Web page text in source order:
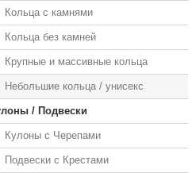
Кольца с камнями
Кольца без камней
Крупные и массивные кольца
Небольшие кольца / унисекс
/ Подвески
Кулоны с Черепами
Подвески с Крестами